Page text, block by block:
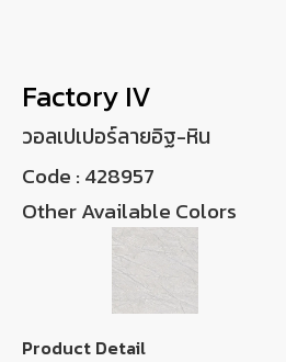
Factory IV
วอลเปเปอร์ลายอิฐ-หิน
Code : 428957
Other Available Colors
Product Detail